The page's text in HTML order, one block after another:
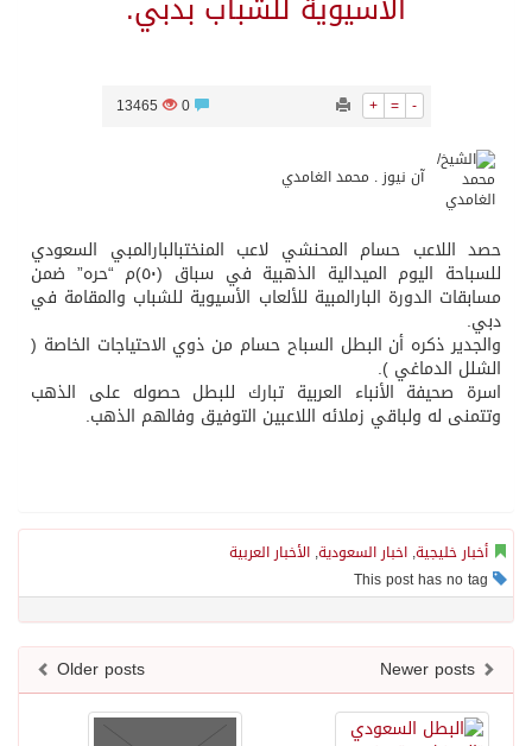
+ = -
0
13465
آن نيوز . محمد الغامدي
حصد اللاعب حسام المحنشي لاعب المنختبالبارالمبي السعودي
للسباحة اليوم الميدالية الذهبية في سباق (٥٠)م “حره” ضمن
مسابقات الدورة البارالمبية للألعاب الأسيوية للشباب والمقامة في
دبي.
والجدير ذكره أن البطل السباح حسام من ذوي الاحتياجات الخاصة (
الشلل الدماغي ).
اسرة صحيفة الأنباء العربية تبارك للبطل حصوله على الذهب
وتتمنى له ولباقي زملائه اللاعبين التوفيق وفالهم الذهب.
أخبار خليجية, اخبار السعودية, الأخبار العربية
Older posts